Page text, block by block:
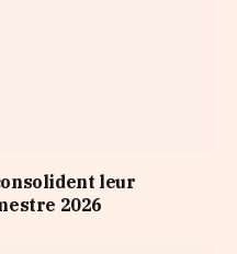
leur
2026